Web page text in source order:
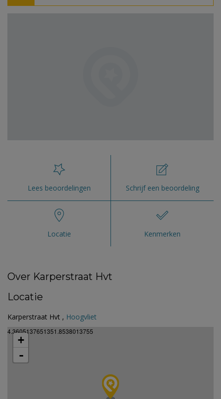
Lees beoordelingen Schrijf een beoordeling
Locatie Kenmerken
Over Karperstraat Hvt
Locatie
Karperstraat Hvt , Hoogvliet
4.3605137651351.8538013755
+
-